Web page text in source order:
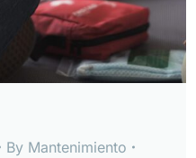
By Mantenimiento